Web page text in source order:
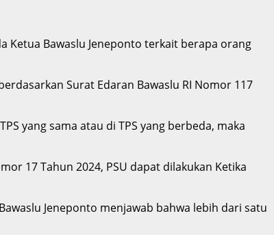
Ketua Bawaslu Jeneponto terkait berapa orang
Surat Edaran Bawaslu RI Nomor 117
yang sama atau di TPS yang berbeda, maka
17 Tahun 2024, PSU dapat dilakukan Ketika
Jeneponto menjawab bahwa lebih dari satu